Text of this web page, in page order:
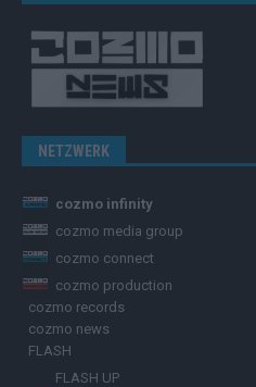
NETZWERK
cozmo infinity
cozmo media group
cozmo connect
cozmo production
cozmo records
cozmo news
FLASH
FLASH UP